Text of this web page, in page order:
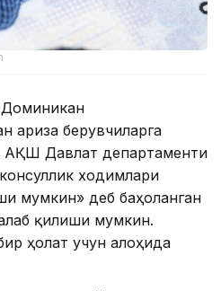
Доминикан
ариза берувчиларга
АҚШ Давлат департаменти
ходимлари
мумкин» деб баҳоланган
қилиши мумкин.
ҳолат учун алоҳида